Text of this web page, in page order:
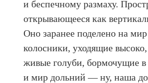
и беспечному размаху.
открывающееся как
Оно заранее поделено на
колосники, уходящие высоко,
живые голуби, бормочущие
и мир дольний — ну, наша